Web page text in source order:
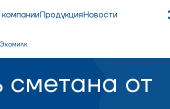
ПродукцияНовости
сметана от